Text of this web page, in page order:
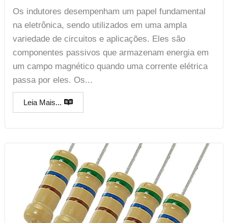
Os indutores desempenham um papel fundamental
na eletrônica, sendo utilizados em uma ampla
variedade de circuitos e aplicações. Eles são
componentes passivos que armazenam energia em
um campo magnético quando uma corrente elétrica
passa por eles. Os...
Leia Mais...